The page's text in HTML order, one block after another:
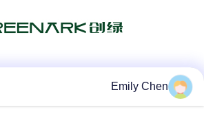
Emily Chen